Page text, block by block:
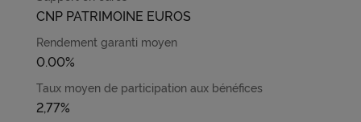
CNP PATRIMOINE EUROS
0.00%
2,77%